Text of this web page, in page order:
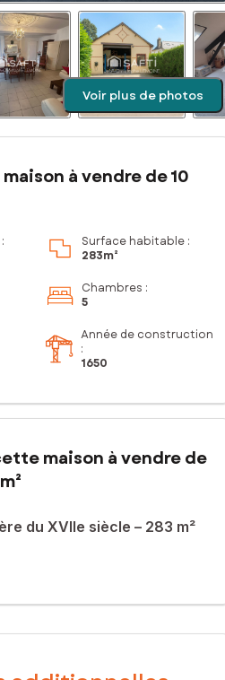
Voir plus de photos
à vendre de 10
Surface habitable :
283m²
Chambres :
5
Année de construction
:
1650
maison à vendre de
du XVIIe siècle – 283 m²
vivre à la française
datant de 1650 incarne
d’aujourd’hui.